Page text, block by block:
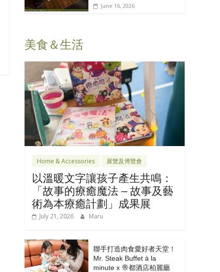
June 16, 2026
美食＆生活
Home & Accessories 展覽及博覽會
以溫暖文字讓孩子產生共鳴：
「故事的療癒魔法 – 故事及藝
術為本療癒計劃」成果展
July 21, 2026 Maru
聯手打造肉食愛好者天堂！
Mr. Steak Buffet à la
minute x 帝都酒店柏麗廳